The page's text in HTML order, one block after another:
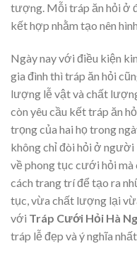
tượng. Mỗi tráp ăn hỏi ở
kết hợp nhằm tạo nên
Ngày nay với điều kiện
gia đình thì tráp ăn hỏi
lượng lễ vật và chất
còn yêu cầu kết tráp ăn
trọng của hai họ trong
không chỉ đòi hỏi ở
về phong tục cưới hỏi mà
cách trang trí để tạo ra
tục, vừa chất lượng lại
với Tráp Cưới Hỏi Hà
tráp lễ đẹp và ý nghĩa